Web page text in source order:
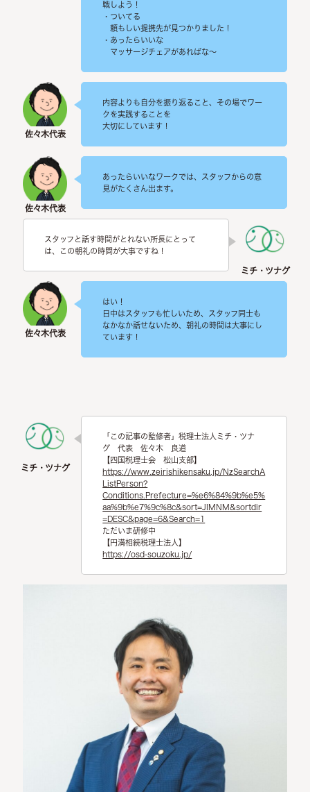
戦しよう！
・ついてる
頼もしい提携先が見つかりました！
・あったらいいな
マッサージチェアがあればな～
内容よりも自分を振り返ること、その場でワー
クを実践することを
大切にしています！
あったらいいなワークでは、スタッフからの意
見がたくさん出ます。
スタッフと話す時間がとれない所長にとって
は、この朝礼の時間が大事ですね！
はい！
日中はスタッフも忙しいため、スタッフ同士も
なかなか話せないため、朝礼の時間は大事にし
ています！
「この記事の監修者」税理士法人ミチ・ツナ
グ 代表 佐々木 良道
【四国税理士会 松山支部】
https://www.zeirishikensaku.jp/NzSearchA
ListPerson?
Conditions.Prefecture=%e6%84%9b%e5%
aa%9b%e7%9c%8c&sort=JIMNM&sortdir
=DESC&page=6&Search=1
ただいま研修中
【円満相続税理士法人】
https://osd-souzoku.jp/